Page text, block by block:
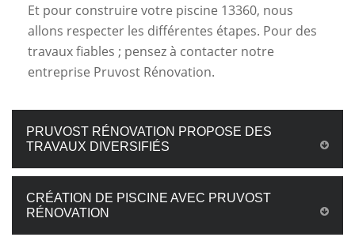
Et pour construire votre piscine 13360, nous
allons respecter les différentes étapes. Pour des
travaux fiables ; pensez à contacter notre
entreprise Pruvost Rénovation.
PRUVOST RÉNOVATION PROPOSE DES
TRAVAUX DIVERSIFIÉS
CRÉATION DE PISCINE AVEC PRUVOST
RÉNOVATION